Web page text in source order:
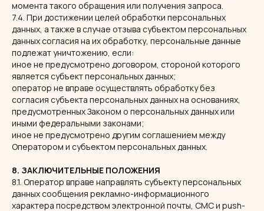
момента такого обращения или получения запроса.
7.4. При достижении целей обработки персональных
данных, а также в случае отзыва субъектом персональных
данных согласия на их обработку, персональные данные
подлежат уничтожению, если:
иное не предусмотрено договором, стороной которого
является субъект персональных данных;
оператор не вправе осуществлять обработку без
согласия субъекта персональных данных на основаниях,
предусмотренных Законом о персональных данных или
иными федеральными законами;
иное не предусмотрено другим соглашением между
Оператором и субъектом персональных данных.
8. ЗАКЛЮЧИТЕЛЬНЫЕ ПОЛОЖЕНИЯ
8.1. Оператор вправе направлять субъекту персональных
данных сообщения рекламно-информационного
характера посредством электронной почты, СМС и push-